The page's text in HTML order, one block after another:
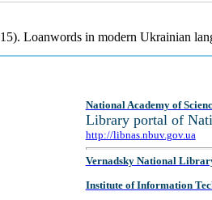
Loanwords in modern Ukrainian
National Academy of
Library portal of
http://libnas.nbuv.gov.ua
Vernadsky National
Institute of Information